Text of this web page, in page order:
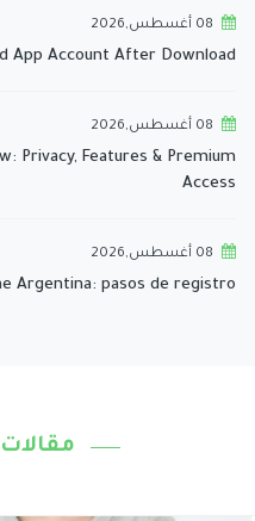
08 أغسطس,2026
App Account After Download
08 أغسطس,2026
Privacy, Features & Premium
Access
08 أغسطس,2026
Argentina: pasos de registro